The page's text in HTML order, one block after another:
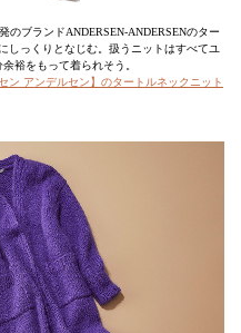
のブランドANDERSEN-ANDERSENのター
しっくりとなじむ。扱うニットはすべてユ
裕をもって着られそう。
ン アンデルセン】のタートルネックニット